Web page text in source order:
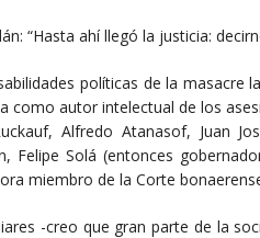
“Hasta ahí llegó la justicia:
políticas de la masacre
como autor intelectual de los
Alfredo Atanasof, Juan
Felipe Solá (entonces
miembro de la Corte
-creo que gran parte de la